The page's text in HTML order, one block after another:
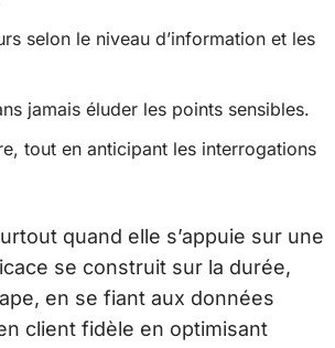
selon le niveau d’information et les
jamais éluder les points sensibles.
tout en anticipant les interrogations
quand elle s’appuie sur une
se construit sur la durée,
en se fiant aux données
client fidèle en optimisant